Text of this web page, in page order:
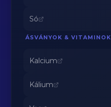
Só
ÁSVÁNYOK & VITAMINOK
Kalcium
Kálium